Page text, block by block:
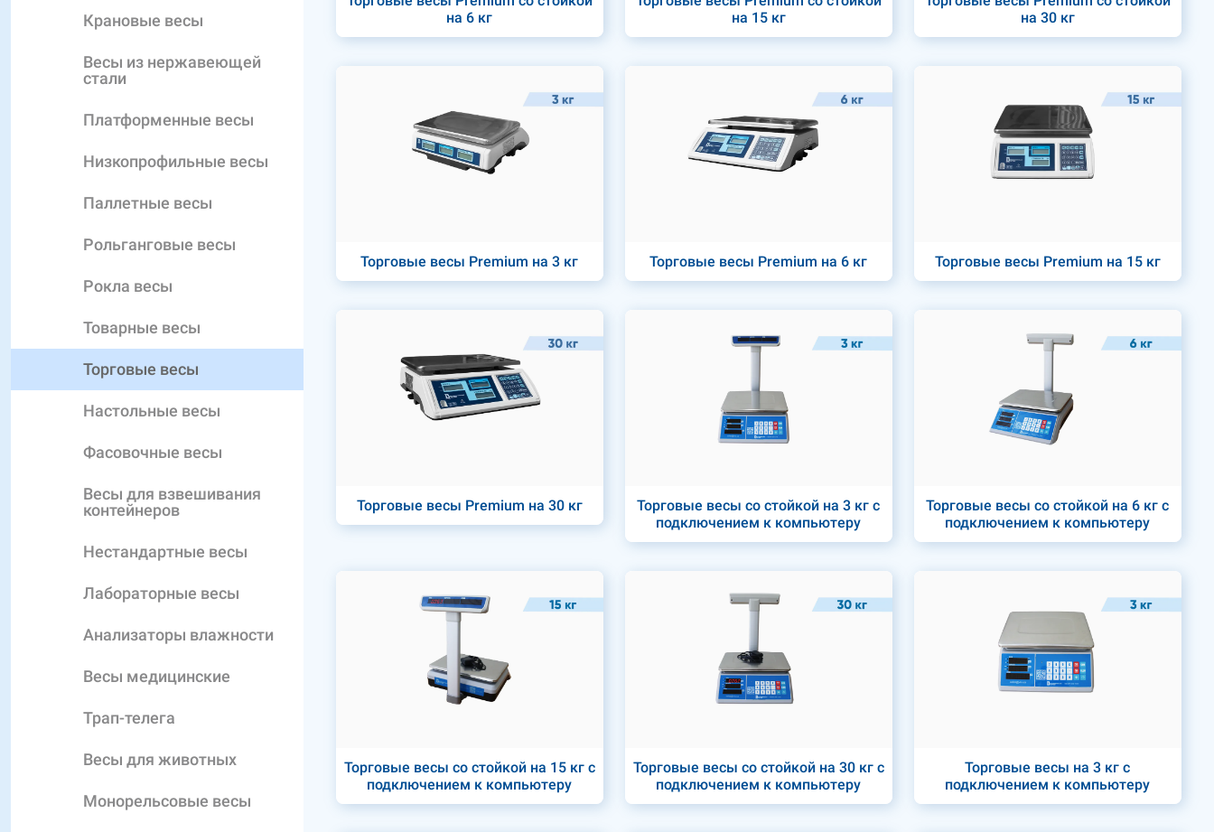
Крановые весы
Весы из нержавеющей
стали
Платформенные весы
Низкопрофильные весы
Паллетные весы
Рольганговые весы
Рокла весы
Товарные весы
Торговые весы
Настольные весы
Фасовочные весы
Весы для взвешивания
контейнеров
Нестандартные весы
Лабораторные весы
Анализаторы влажности
Весы медицинские
Трап-телега
Весы для животных
Монорельсовые весы
на 6 кг
на 15 кг
на 30 кг
Торговые весы Premium на 3 кг Торговые весы Premium на 6 кг Торговые весы Premium на 15 кг
Торговые весы Premium на 30 кг
Торговые весы со стойкой на 3 кг с
подключением к компьютеру
Торговые весы со стойкой на 6 кг с
подключением к компьютеру
Торговые весы со стойкой на 15 кг с
подключением к компьютеру
Торговые весы со стойкой на 30 кг с
подключением к компьютеру
Торговые весы на 3 кг с
подключением к компьютеру